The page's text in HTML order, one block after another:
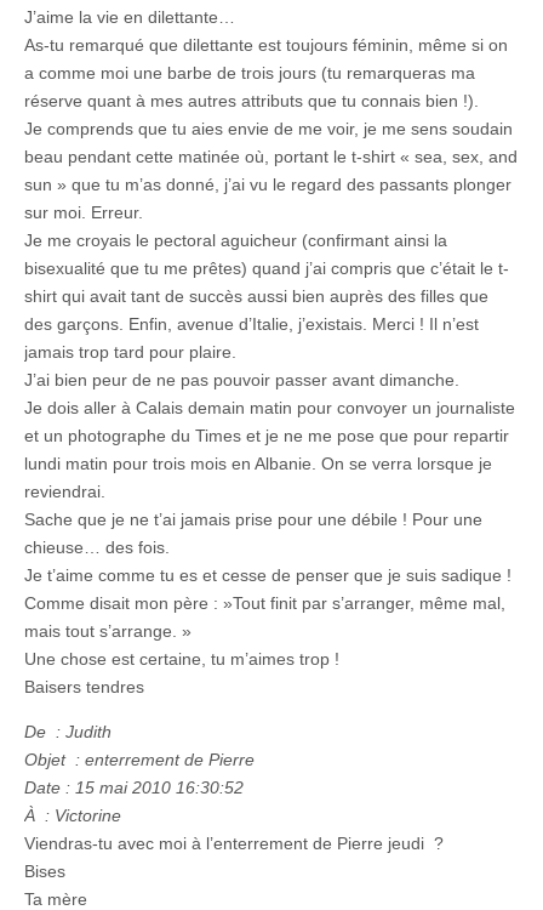
J’aime la vie en dilettante…
As-tu remarqué que dilettante est toujours féminin, même si on
a comme moi une barbe de trois jours (tu remarqueras ma
réserve quant à mes autres attributs que tu connais bien !).
Je comprends que tu aies envie de me voir, je me sens soudain
beau pendant cette matinée où, portant le t-shirt « sea, sex, and
sun » que tu m’as donné, j’ai vu le regard des passants plonger
sur moi. Erreur.
Je me croyais le pectoral aguicheur (confirmant ainsi la
bisexualité que tu me prêtes) quand j’ai compris que c’était le t-
shirt qui avait tant de succès aussi bien auprès des filles que
des garçons. Enfin, avenue d’Italie, j’existais. Merci ! Il n’est
jamais trop tard pour plaire.
J’ai bien peur de ne pas pouvoir passer avant dimanche.
Je dois aller à Calais demain matin pour convoyer un journaliste
et un photographe du Times et je ne me pose que pour repartir
lundi matin pour trois mois en Albanie. On se verra lorsque je
reviendrai.
Sache que je ne t’ai jamais prise pour une débile ! Pour une
chieuse… des fois.
Je t’aime comme tu es et cesse de penser que je suis sadique !
Comme disait mon père : »Tout finit par s’arranger, même mal,
mais tout s’arrange. »
Une chose est certaine, tu m’aimes trop !
Baisers tendres
De : Judith
Objet : enterrement de Pierre
Date : 15 mai 2010 16:30:52
À : Victorine
Viendras-tu avec moi à l’enterrement de Pierre jeudi ?
Bises
Ta mère